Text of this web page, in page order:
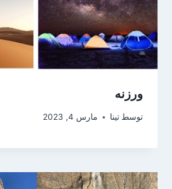
ورزنه
توسط تینا مارس 4, 2023